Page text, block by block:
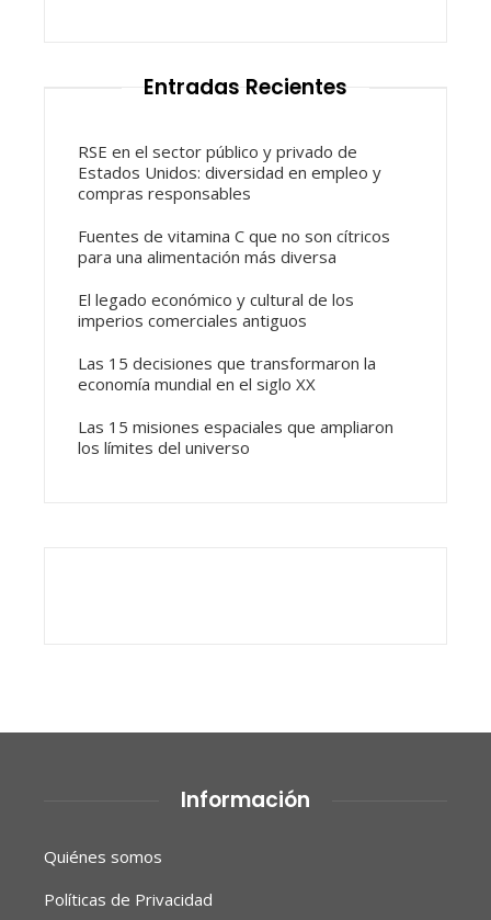
Entradas Recientes
RSE en el sector público y privado de
Estados Unidos: diversidad en empleo y
compras responsables
Fuentes de vitamina C que no son cítricos
para una alimentación más diversa
El legado económico y cultural de los
imperios comerciales antiguos
Las 15 decisiones que transformaron la
economía mundial en el siglo XX
Las 15 misiones espaciales que ampliaron
los límites del universo
Información
Quiénes somos
Políticas de Privacidad